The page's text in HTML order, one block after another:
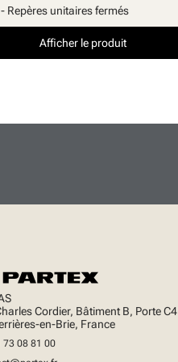
- Repères unitaires fermés
Afficher le produit
Cordier, Bâtiment B, Porte C4
en-Brie, France
73 08 81 00